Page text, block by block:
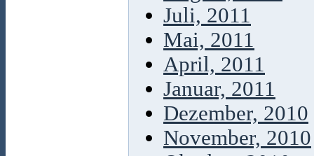
Juli, 2011
Mai, 2011
April, 2011
Januar, 2011
Dezember, 2010
November, 2010